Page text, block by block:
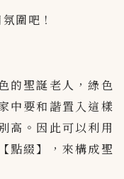
圍吧！
的聖誕老人，綠色
中要和諧置入這樣
高。因此可以利用
點綴】，來構成聖